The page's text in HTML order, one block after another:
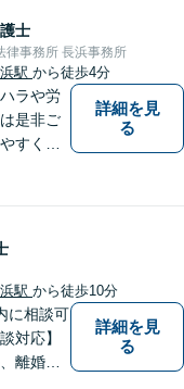
士
律事務所 長浜事務所
駅 から徒歩4分
ラや労
是非ご
すく相
詳細を見
る
駅 から徒歩10分
に相談可
対応】
離婚・
詳細を見
る